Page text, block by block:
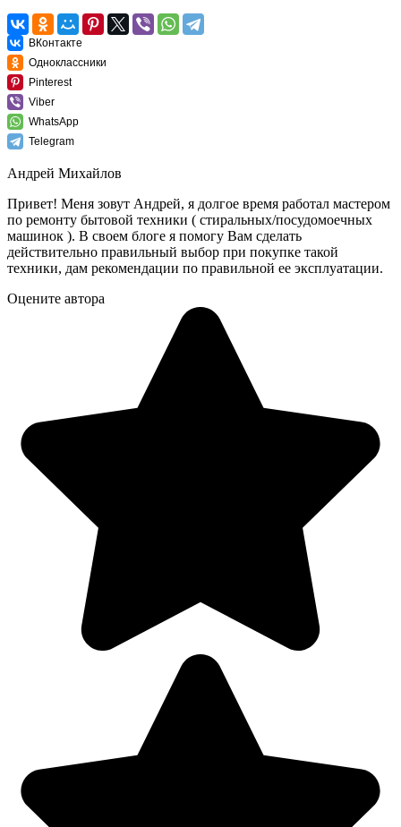
ВКонтакте
Одноклассники
Pinterest
Viber
WhatsApp
Telegram
Андрей Михайлов
Привет! Меня зовут Андрей, я долгое время работал мастером
по ремонту бытовой техники ( стиральных/посудомоечных
машинок ). В своем блоге я помогу Вам сделать
действительно правильный выбор при покупке такой
техники, дам рекомендации по правильной ее эксплуатации.
Оцените автора